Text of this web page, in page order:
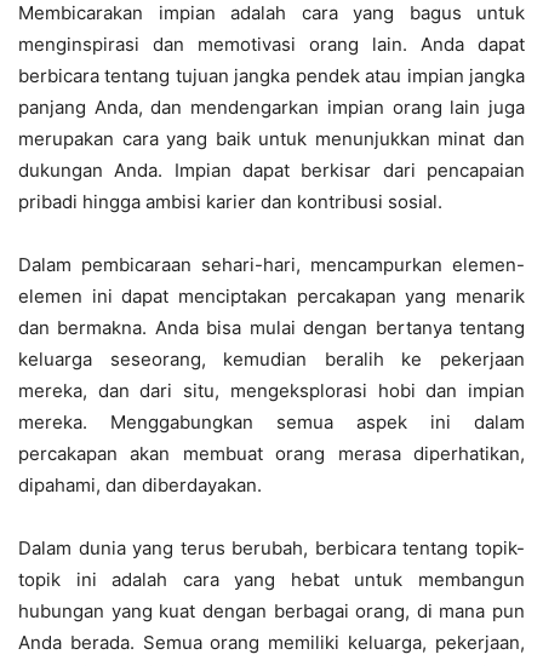
Membicarakan impian adalah cara yang bagus untuk
menginspirasi dan memotivasi orang lain. Anda dapat
berbicara tentang tujuan jangka pendek atau impian jangka
panjang Anda, dan mendengarkan impian orang lain juga
merupakan cara yang baik untuk menunjukkan minat dan
dukungan Anda. Impian dapat berkisar dari pencapaian
pribadi hingga ambisi karier dan kontribusi sosial.
Dalam pembicaraan sehari-hari, mencampurkan elemen-
elemen ini dapat menciptakan percakapan yang menarik
dan bermakna. Anda bisa mulai dengan bertanya tentang
keluarga seseorang, kemudian beralih ke pekerjaan
mereka, dan dari situ, mengeksplorasi hobi dan impian
mereka. Menggabungkan semua aspek ini dalam
percakapan akan membuat orang merasa diperhatikan,
dipahami, dan diberdayakan.
Dalam dunia yang terus berubah, berbicara tentang topik-
topik ini adalah cara yang hebat untuk membangun
hubungan yang kuat dengan berbagai orang, di mana pun
Anda berada. Semua orang memiliki keluarga, pekerjaan,